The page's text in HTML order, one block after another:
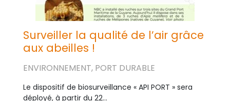
Surveiller la qualité de l’air grâce
aux abeilles !
ENVIRONNEMENT, PORT DURABLE
Le dispositif de biosurveillance « API PORT » sera
déployé, à partir du 22...